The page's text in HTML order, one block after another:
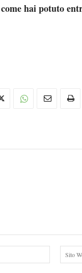
hai potuto
Email:*